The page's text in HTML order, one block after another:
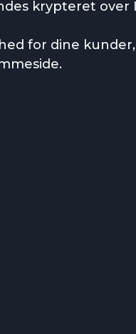
krypteret
for dine